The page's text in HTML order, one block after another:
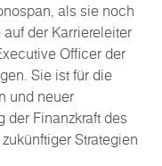
als sie noch
der Karriereleiter
Officer der
Sie ist für die
und neuer
der Finanzkraft des
Strategien